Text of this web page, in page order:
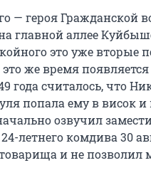
— героя Гражданской
главной аллее
это уже вторые
же время
года считалось, что
попала ему в висок
озвучил
летнего комдива 30
и не позволил